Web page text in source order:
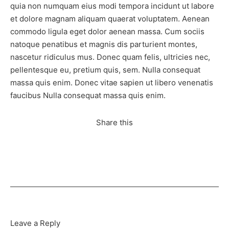
quia non numquam eius modi tempora incidunt ut labore
et dolore magnam aliquam quaerat voluptatem. Aenean
commodo ligula eget dolor aenean massa. Cum sociis
natoque penatibus et magnis dis parturient montes,
nascetur ridiculus mus. Donec quam felis, ultricies nec,
pellentesque eu, pretium quis, sem. Nulla consequat
massa quis enim. Donec vitae sapien ut libero venenatis
faucibus Nulla consequat massa quis enim.
Share this
Leave a Reply